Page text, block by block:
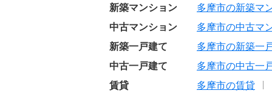
新築マンション
多摩市の新築マ
中古マンション
多摩市の中古マ
新築一戸建て
多摩市の新築一
中古一戸建て
多摩市の中古一
賃貸
多摩市の賃貸